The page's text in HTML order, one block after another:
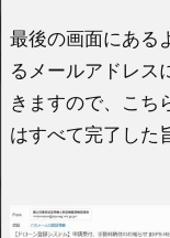
最後の画面にある
るメールアドレス
きますので、こち
はすべて完了した